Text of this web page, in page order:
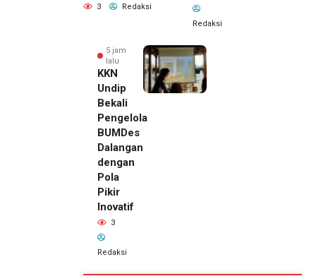
3 Redaksi
Redaksi
5 jam
lalu
KKN
Undip
Bekali
Pengelola
BUMDes
Dalangan
dengan
Pola
Pikir
Inovatif
3
Redaksi